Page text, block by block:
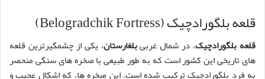
قلعه بلگورادچیک (Belogradchik Fortress)
قلعه بلگورادچیک، در شمال غربیبلغارستان، یکی از چشمگیرترین قلعه
های تاریخی این کشور است که به طور طبیعی با صخره های سنگی منحصر
به فرد بلگورادچیک ترکیب شده است. این صخره ها، که اشکال عجیب و